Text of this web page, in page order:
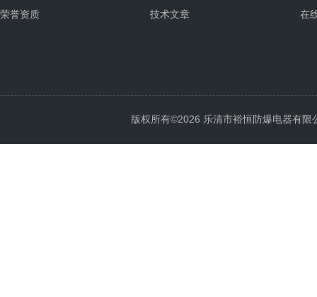
荣誉资质
技术文章
在
版权所有©2026 乐清市裕恒防爆电器有